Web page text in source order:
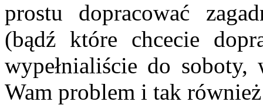
prostu dopracować
(bądź które chcecie
wypełnialiście do
Wam problem i tak